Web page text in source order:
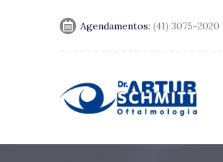
Agendamentos: (41) 3075-2020